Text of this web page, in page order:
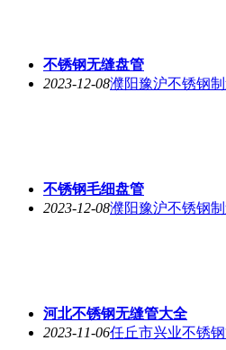
不锈钢无缝盘管
2023-12-08濮阳豫沪不锈钢
不锈钢毛细盘管
2023-12-08濮阳豫沪不锈钢
河北不锈钢无缝管大全
2023-11-06任丘市兴业不锈